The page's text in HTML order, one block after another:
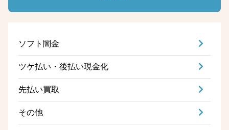
ソフト闇金
ツケ払い・後払い現金化
先払い買取
その他